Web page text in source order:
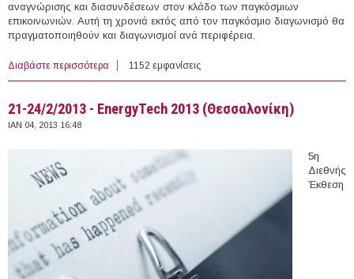
αναγνώρισης και διασυνδέσεων στον κλάδο των παγκόσμιων
επικοινωνιών. Αυτή τη χρονιά εκτός από τον παγκόσμιο διαγωνισμό θα
πραγματοποιηθούν και διαγωνισμοί ανά περιφέρεια.
Διαβάστε περισσότερα για 28/2/2013 - Ericsson Application Awards 2013
1152 εμφανίσεις
21-24/2/2013 - EnergyTech 2013 (Θεσσαλονίκη)
ΙΑΝ 04, 2013 16:48
5η
Διεθνής
Έκθεση